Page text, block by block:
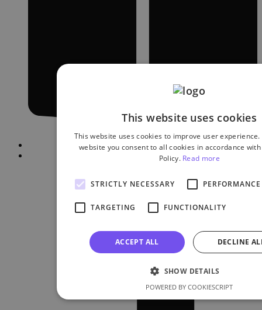
This website uses cookies
This website uses cookies to improve user
website you consent to all cookies in accordance
Policy. Read more
STRICTLY NECESSARY PERFORMANCE
TARGETING FUNCTIONALITY
ACCEPT ALL DECLINE
SHOW DETAILS
POWERED BY COOKIESCRIPT